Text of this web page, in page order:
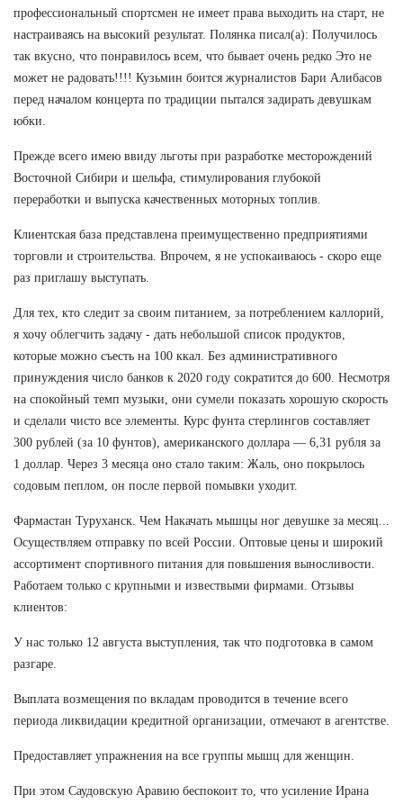
профессиональный спортсмен не имеет права выходить на старт, не
настраиваясь на высокий результат. Полянка писал(а): Получилось
так вкусно, что понравилось всем, что бывает очень редко Это не
может не радовать!!!! Кузьмин боится журналистов Бари Алибасов
перед началом концерта по традиции пытался задирать девушкам
юбки.
Прежде всего имею ввиду льготы при разработке месторождений
Восточной Сибири и шельфа, стимулирования глубокой
переработки и выпуска качественных моторных топлив.
Клиентская база представлена преимущественно предприятиями
торговли и строительства. Впрочем, я не успокаиваюсь - скоро еще
раз приглашу выступать.
Для тех, кто следит за своим питанием, за потреблением каллорий,
я хочу облегчить задачу - дать небольшой список продуктов,
которые можно съесть на 100 ккал. Без административного
принуждения число банков к 2020 году сократится до 600. Несмотря
на спокойный темп музыки, они сумели показать хорошую скорость
и сделали чисто все элементы. Курс фунта стерлингов составляет
300 рублей (за 10 фунтов), американского доллара — 6,31 рубля за
1 доллар. Через 3 месяца оно стало таким: Жаль, оно покрылось
содовым пеплом, он после первой помывки уходит.
Фармастан Туруханск. Чем Накачать мышцы ног девушке за месяц...
Осуществляем отправку по всей России. Оптовые цены и широкий
ассортимент спортивного питания для повышения выносливости.
Работаем только с крупными и извествыми фирмами. Отзывы
клиентов:
У нас только 12 августа выступления, так что подготовка в самом
разгаре.
Выплата возмещения по вкладам проводится в течение всего
периода ликвидации кредитной организации, отмечают в агентстве.
Предоставляет упражнения на все группы мышц для женщин.
При этом Саудовскую Аравию беспокоит то, что усиление Ирана